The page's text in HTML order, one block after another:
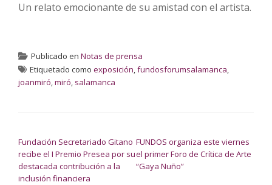
Un relato emocionante de su amistad con el artista.
Publicado en Notas de prensa
Etiquetado como exposición,fundosforumsalamanca,
joanmiró,miró, salamanca
Fundación Secretariado Gitano
recibe el I Premio Presea por su
destacada contribución a la
inclusión financiera
FUNDOS organiza este viernes
el primer Foro de Crítica de Arte
“Gaya Nuño”